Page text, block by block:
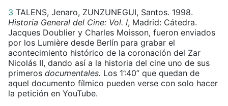
3 TALENS, Jenaro, ZUNZUNEGUI, Santos. 1998.
Historia General del Cine: Vol. I, Madrid: Cátedra.
Jacques Doublier y Charles Moisson, fueron enviados
por los Lumière desde Berlín para grabar el
acontecimiento histórico de la coronación del Zar
Nicolás II, dando así a la historia del cine uno de sus
primeros documentales. Los 1’:40” que quedan de
aquel documento fílmico pueden verse con solo hacer
la petición en YouTube.